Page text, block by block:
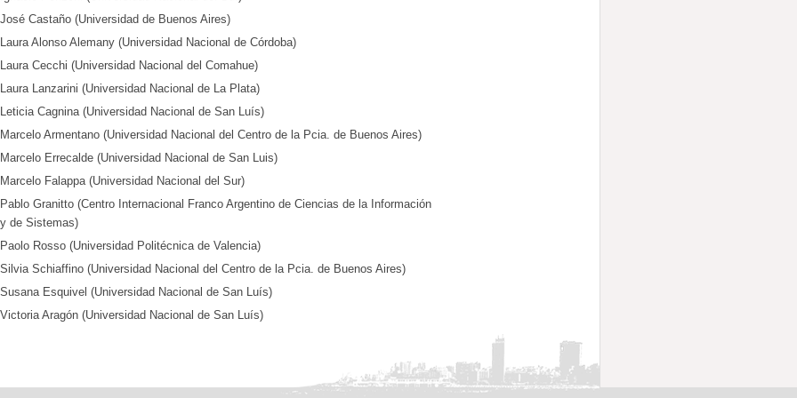
José Castaño (Universidad de Buenos Aires)
Laura Alonso Alemany (Universidad Nacional de Córdoba)
Laura Cecchi (Universidad Nacional del Comahue)
Laura Lanzarini (Universidad Nacional de La Plata)
Leticia Cagnina (Universidad Nacional de San Luís)
Marcelo Armentano (Universidad Nacional del Centro de la Pcia. de Buenos Aires)
Marcelo Errecalde (Universidad Nacional de San Luis)
Marcelo Falappa (Universidad Nacional del Sur)
Pablo Granitto (Centro Internacional Franco Argentino de Ciencias de la Información
y de Sistemas)
Paolo Rosso (Universidad Politécnica de Valencia)
Silvia Schiaffino (Universidad Nacional del Centro de la Pcia. de Buenos Aires)
Susana Esquivel (Universidad Nacional de San Luís)
Victoria Aragón (Universidad Nacional de San Luís)